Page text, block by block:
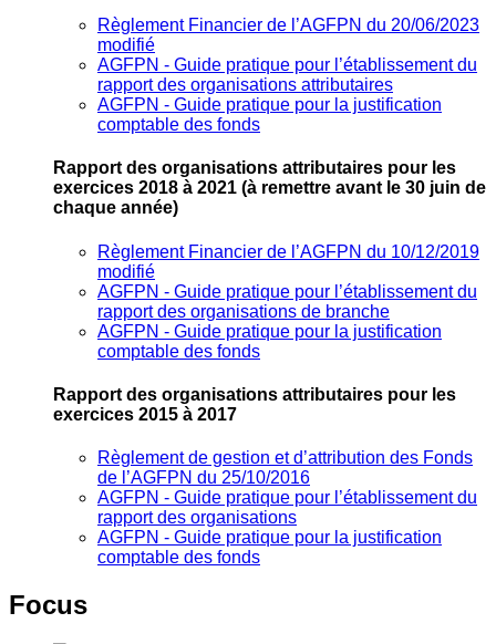
Règlement Financier de l’AGFPN du 20/06/2023
modifié
AGFPN ‐ Guide pratique pour l’établissement du
rapport des organisations attributaires
AGFPN ‐ Guide pratique pour la justification
comptable des fonds
Rapport des organisations attributaires pour les
exercices 2018 à 2021 (à remettre avant le 30 juin de
chaque année)
Règlement Financier de l’AGFPN du 10/12/2019
modifié
AGFPN ‐ Guide pratique pour l’établissement du
rapport des organisations de branche
AGFPN ‐ Guide pratique pour la justification
comptable des fonds
Rapport des organisations attributaires pour les
exercices 2015 à 2017
Règlement de gestion et d’attribution des Fonds
de l’AGFPN du 25/10/2016
AGFPN ‐ Guide pratique pour l’établissement du
rapport des organisations
AGFPN ‐ Guide pratique pour la justification
comptable des fonds
Focus